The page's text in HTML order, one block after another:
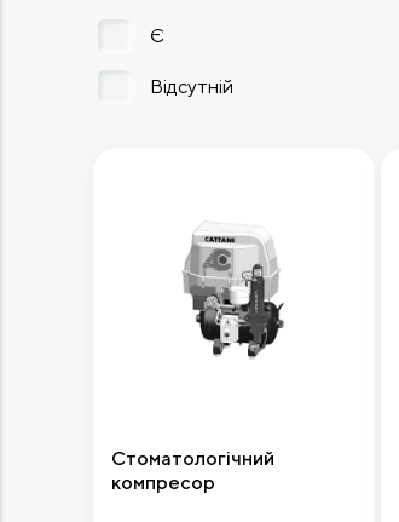
Є
Відсутній
Стоматологічний
компресор